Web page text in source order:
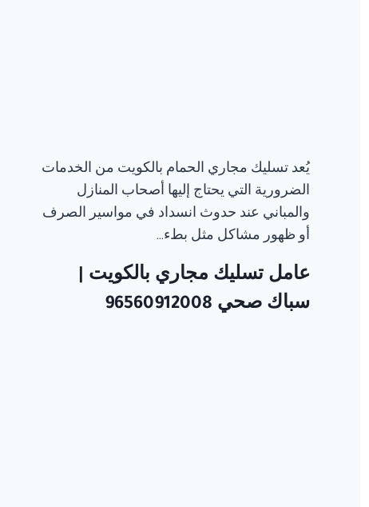
يُعد تسليك مجاري الحمام بالكويت من الخدمات
الضرورية التي يحتاج إليها أصحاب المنازل
والمباني عند حدوث انسداد في مواسير الصرف
أو ظهور مشاكل مثل بطء…
عامل تسليك مجاري​ بالكويت |
سباك صحي 96560912008